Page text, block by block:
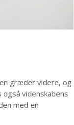
græder videre, og
videnskabens
med en